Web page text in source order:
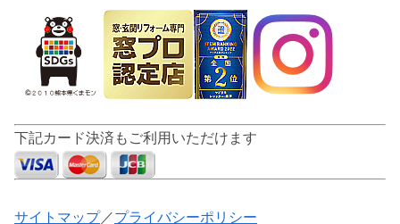
下記カード決済もご利用いただけます
サイトマップ／プライバシーポリシー